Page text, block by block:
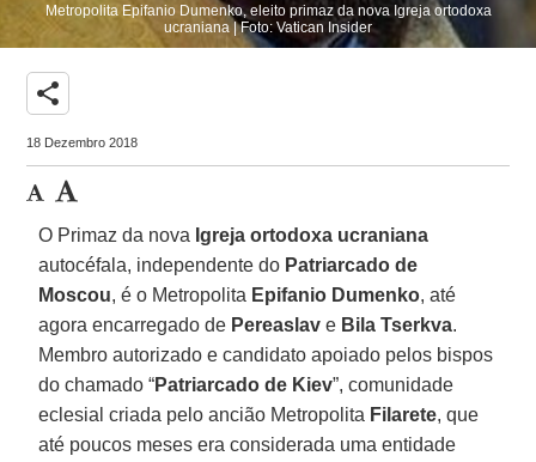
Metropolita Epifanio Dumenko, eleito primaz da nova Igreja ortodoxa
ucraniana | Foto: Vatican Insider
share
18 Dezembro 2018
O Primaz da nova Igreja ortodoxa ucraniana
autocéfala, independente do Patriarcado de
Moscou, é o Metropolita Epifanio Dumenko, até
agora encarregado de Pereaslave Bila Tserkva.
Membro autorizado e candidato apoiado pelos bispos
do chamado “Patriarcado de Kiev”, comunidade
eclesial criada pelo ancião Metropolita Filarete, que
até poucos meses era considerada uma entidade